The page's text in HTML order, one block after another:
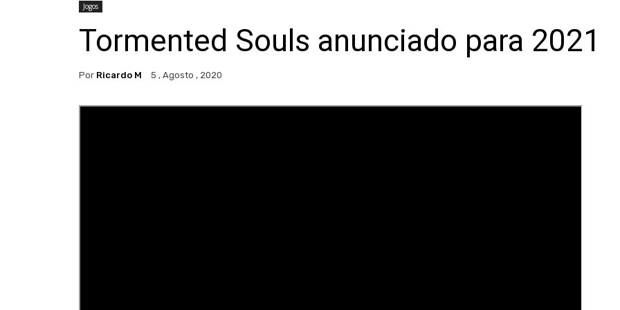
Jogos
Tormented Souls anunciado para 2021
Por Ricardo M 5 , Agosto , 2020